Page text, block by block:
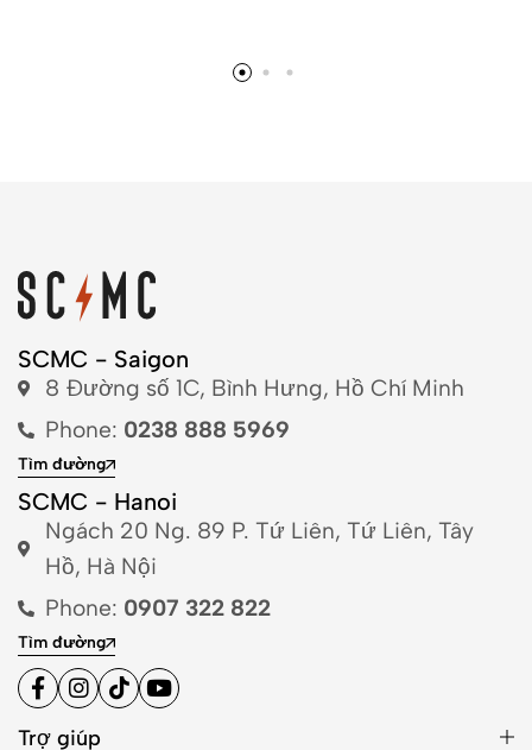
SCMC - Saigon
8 Đường số 1C, Bình Hưng, Hồ Chí Minh
Phone: 0238 888 5969
Tìm đường
SCMC - Hanoi
Ngách 20 Ng. 89 P. Tứ Liên, Tứ Liên, Tây
Hồ, Hà Nội
Phone: 0907 322 822
Tìm đường
Trợ giúp